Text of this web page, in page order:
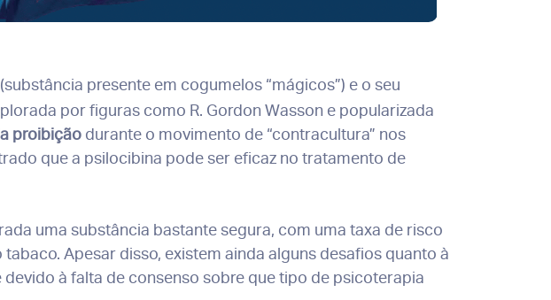
(substância presente em cogumelos “mágicos”) e o seu
por figuras como R. Gordon Wasson e popularizada
proibição durante o movimento de “contracultura” nos
que a psilocibina pode ser eficaz no tratamento de
uma substância bastante segura, com uma taxa de risco
Apesar disso, existem ainda alguns desafios quanto à
devido à falta de consenso sobre que tipo de psicoterapia